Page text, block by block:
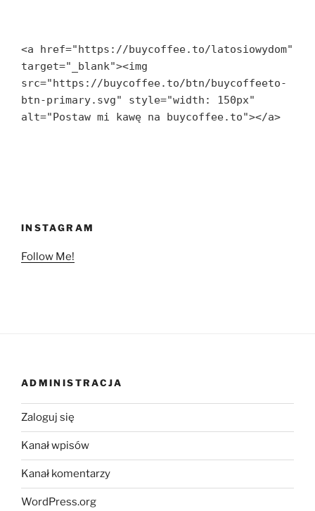
<a href="https://buycoffee.to/latosiowydom"
target="_blank"><img
src="https://buycoffee.to/btn/buycoffeeto-
btn-primary.svg" style="width: 150px"
alt="Postaw mi kawę na buycoffee.to"></a>
INSTAGRAM
Follow Me!
ADMINISTRACJA
Zaloguj się
Kanał wpisów
Kanał komentarzy
WordPress.org